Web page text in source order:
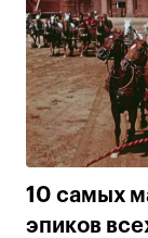
10 самых
эпиков